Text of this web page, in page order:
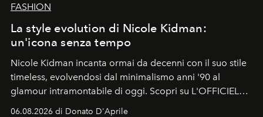
FASHION
La style evolution di Nicole Kidman:
un'icona senza tempo
Nicole Kidman incanta ormai da decenni con il suo stile
timeless, evolvendosi dal minimalismo anni '90 al
glamour intramontabile di oggi. Scopri su L'OFFICIEL
06.08.2026 di Donato D'Aprile